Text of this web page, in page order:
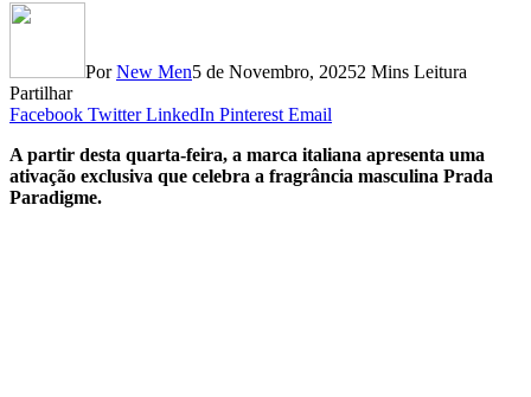
Por New Men5 de Novembro, 20252 Mins Leitura
Partilhar
Facebook Twitter LinkedIn Pinterest Email
A partir desta quarta-feira, a marca italiana apresenta uma
ativação exclusiva que celebra a fragrância masculina Prada
Paradigme.